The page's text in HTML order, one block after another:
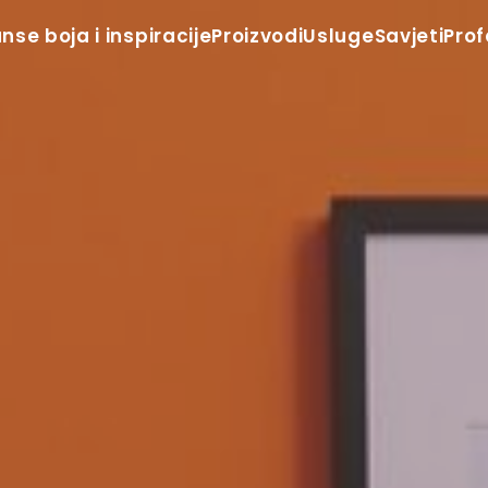
boja i inspiracijeProizvodiUslugeSavjeti